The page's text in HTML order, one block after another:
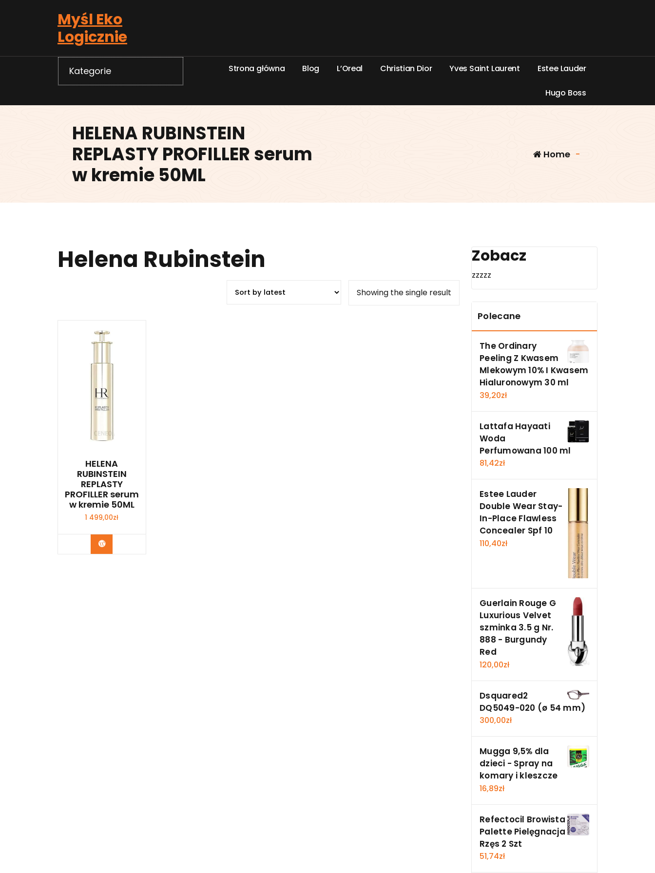
Myśl Eko
Logicznie
Kategorie Strona główna Blog L’Oreal Christian Dior Yves Saint Laurent Estee Lauder
Hugo Boss
HELENA RUBINSTEIN
REPLASTY PROFILLER serum
w kremie 50ML
Home -
Helena Rubinstein
Showing the single result
HELENA
RUBINSTEIN
REPLASTY
PROFILLER serum
w kremie 50ML
1 499,00zł
Zobacz
Zobacz
zzzzz
Polecane
The Ordinary
Peeling Z Kwasem
Mlekowym 10% I Kwasem
Hialuronowym 30 ml
39,20zł
Lattafa Hayaati
Woda
Perfumowana 100 ml
81,42zł
Estee Lauder
Double Wear Stay-
In-Place Flawless
Concealer Spf 10
110,40zł
Guerlain Rouge G
Luxurious Velvet
szminka 3.5 g Nr.
888 - Burgundy
Red
120,00zł
Dsquared2
DQ5049-020 (ø 54 mm)
300,00zł
Mugga 9,5% dla
dzieci - Spray na
komary i kleszcze
16,89zł
Refectocil Browista
Palette Pielęgnacja
Rzęs 2 Szt
51,74zł